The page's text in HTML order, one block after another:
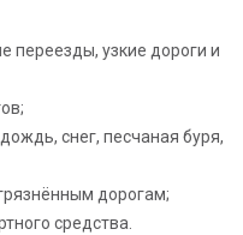
узкие дороги и
снег, песчаная буря,
дорогам;
средства.